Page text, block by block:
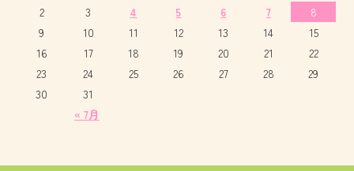
« 7月
2
3 4 5 6 7
8
9
10 11 12 13 14
15
16
17 18 19 20 21
22
23
24 25 26 27 28
29
30
31